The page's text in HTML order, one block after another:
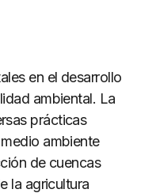
en el desarrollo
ambiental. La
prácticas
ambiente
de cuencas
la agricultura